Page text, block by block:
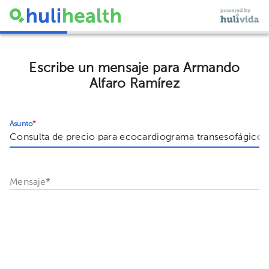
Escribe un mensaje para Armando
Alfaro Ramírez
Asunto*
Mensaje*